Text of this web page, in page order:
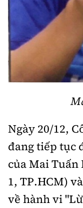
Nhà thầu
Mời thầu - Đấu
Thi viết về GTVT
Gương sáng giao
Âm nhạc
Hậu trường sao
360 độ thể thao
Sản phẩm mới
Tư vấn
Thế giới
Thời sự Quốc tế
Hồ sơ tài liệu
Thế giới giao
Thế giới xây dựng
Đi ++
Du lịch
Khám phá
Ẩm thực
Video
Camera giao thông
Câu chuyện giao
Giải trí - Thể thao
Cơ quan chủ quản:
Giấy phép số: 03/
Tòa soạn: Số 2
Ngày 20/12,
đang tiếp tục
của Mai
1, TP.HCM)
về hành vi